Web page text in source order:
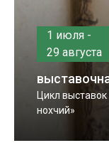
1 июля -
29 августа
Цикл
нохчий»